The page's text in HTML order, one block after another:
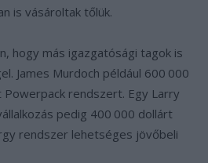
is vásároltak tőlük.
hogy más igazgatósági tagok is
James Murdoch például 600 000
rendszert. Egy Larry
pedig 400 000 dollárt
rendszer lehetséges jövőbeli